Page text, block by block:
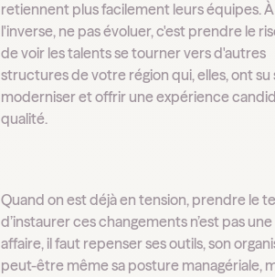
retiennent plus facilement leurs équipes. À
l'inverse, ne pas évoluer, c'est prendre le
de voir les talents se tourner vers d'autres
structures de votre région qui, elles, ont su
moderniser et offrir une expérience
qualité.
Quand on est déjà en tension, prendre le
d’instaurer ces changements n’est pas
affaire, il faut repenser ses outils, son
peut-être même sa posture managériale,